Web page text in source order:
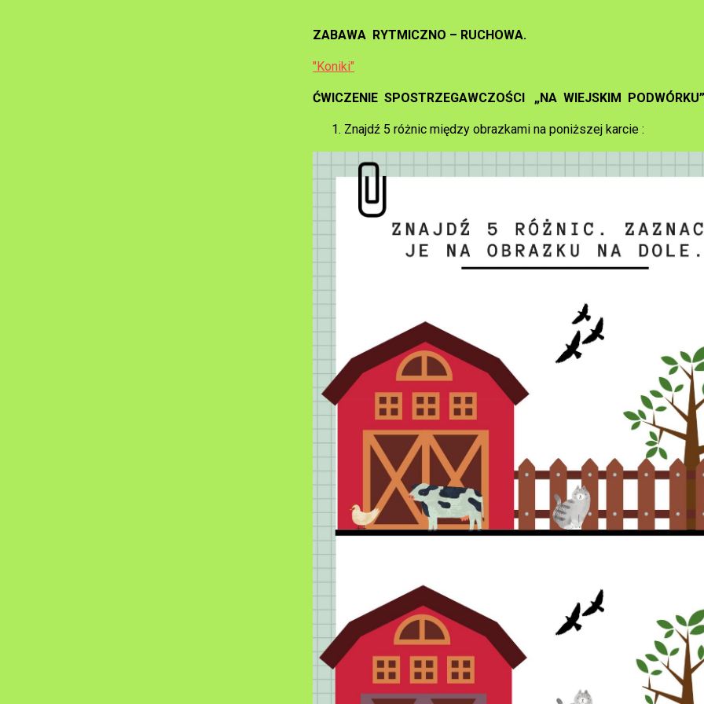
ZABAWA RYTMICZNO – RUCHOWA.
"Koniki"
ĆWICZENIE SPOSTRZEGAWCZOŚCI „NA WIEJSKIM
Znajdź 5 różnic między obrazkami na poniższej karcie :